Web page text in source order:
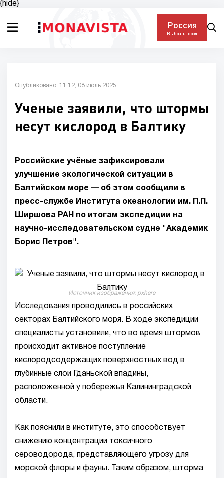
{hide}
Россия
Выбрать город
Опубликовано: 11:12, 08 июль 2025
Ученые заявили, что штормы
несут кислород в Балтику
Российские учёные зафиксировали
улучшение экологической ситуации в
Балтийском море — об этом сообщили в
пресс-службе Института океанологии им. П.П.
Ширшова РАН по итогам экспедиции на
научно-исследовательском судне "Академик
Борис Петров".
Источник изображения: pxhere
Исследования проводились в российских
секторах Балтийского моря. В ходе экспедиции
специалисты установили, что во время штормов
происходит активное поступление
кислородсодержащих поверхностных вод в
глубинные слои Гданьской впадины,
расположенной у побережья Калининградской
области.
Как пояснили в институте, это способствует
снижению концентрации токсичного
сероводорода, представляющего угрозу для
морской флоры и фауны. Таким образом, шторма